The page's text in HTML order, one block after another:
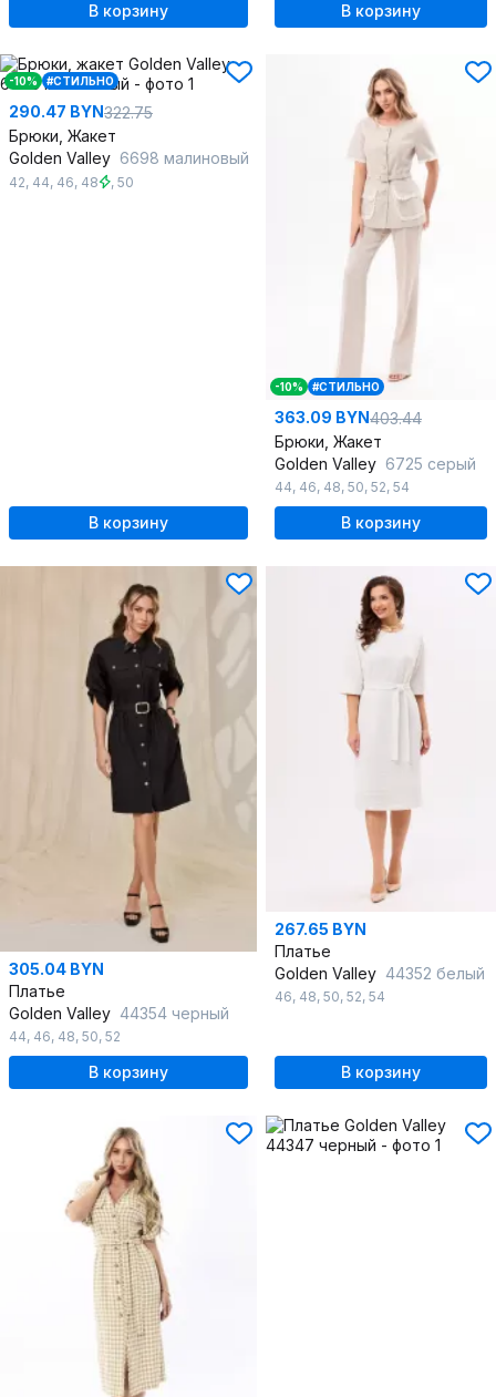
В корзину В корзину
-10% #СТИЛЬНО
290.47 BYN322.75
Брюки, Жакет
Golden Valley 6698 малиновый
42, 44, 46, 48 , 50
В корзину
-10% #СТИЛЬНО
363.09 BYN403.44
Брюки, Жакет
Golden Valley 6725 серый
44, 46, 48, 50, 52, 54
В корзину
305.04 BYN
Платье
Golden Valley 44354 черный
44, 46, 48, 50, 52
В корзину
267.65 BYN
Платье
Golden Valley 44352 белый
46, 48, 50, 52, 54
В корзину